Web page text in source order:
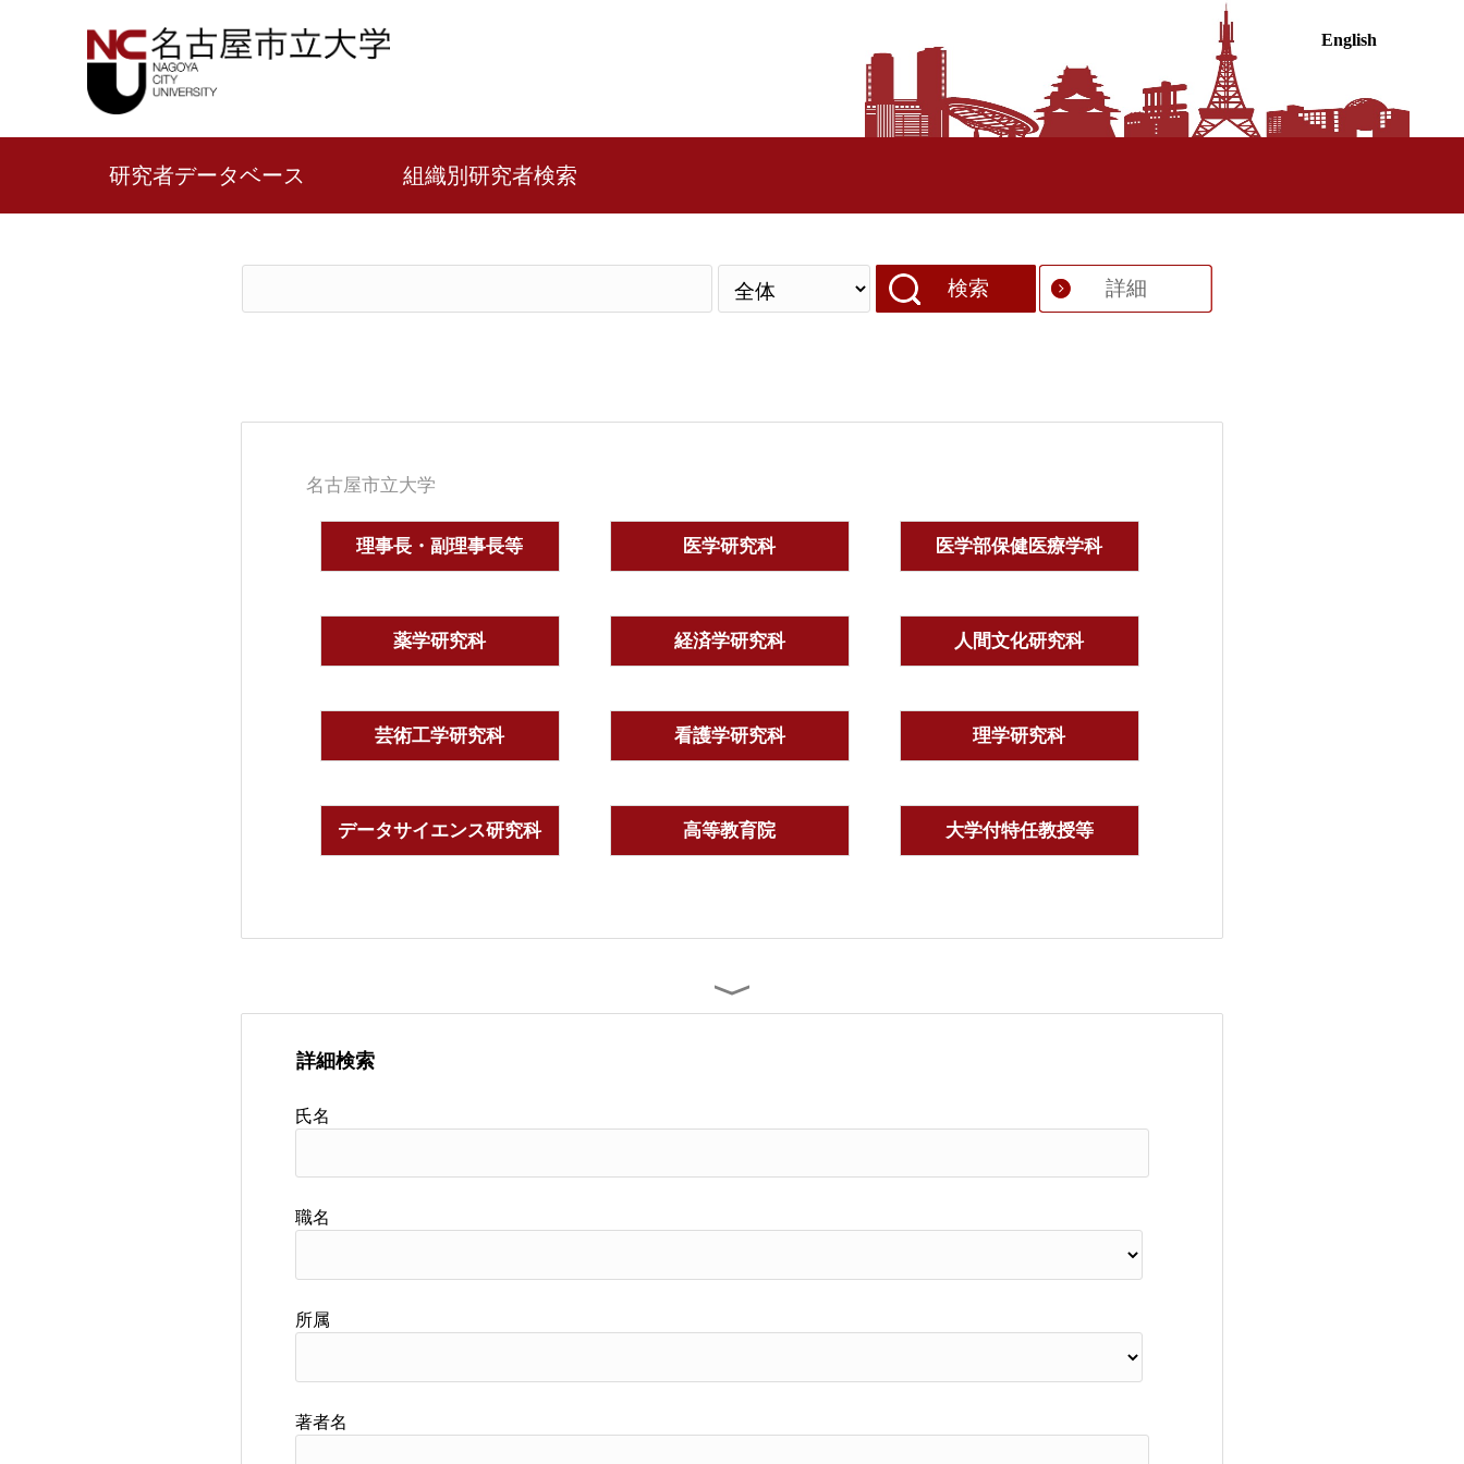
English
研究者データベース 組織別研究者検索
検索 詳細
名古屋市立大学
理事長・副理事長等 医学研究科 医学部保健医療学科
薬学研究科 経済学研究科 人間文化研究科
芸術工学研究科 看護学研究科 理学研究科
データサイエンス研究科 高等教育院 大学付特任教授等
詳細検索
氏名
職名
所属
著者名